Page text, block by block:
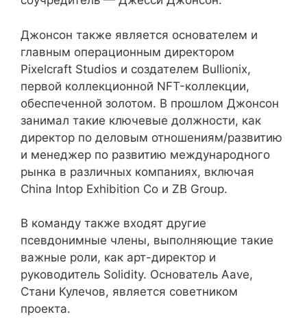
Джонсон также является основателем и
главным операционным директором
Pixelcraft Studios и создателем Bullionix,
первой коллекционной NFT-коллекции,
обеспеченной золотом. В прошлом Джонсон
занимал такие ключевые должности, как
директор по деловым отношениям/развитию
и менеджер по развитию международного
рынка в различных компаниях, включая
China Intop Exhibition Co и ZB Group.
В команду также входят другие
псевдонимные члены, выполняющие такие
важные роли, как арт-директор и
руководитель Solidity. Основатель Aave,
Стани Кулечов, является советником
проекта.